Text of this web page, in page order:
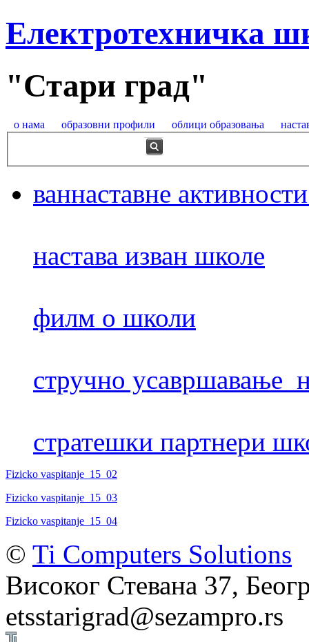
Електротехничка
"Стари град"
о нама образовни профили облици образовања
ваннаставне
настава изван школе
филм о школи
стручно усавршавање
стратешки партнери
Fizicko vaspitanje_15_02
Fizicko vaspitanje_15_03
Fizicko vaspitanje_15_04
© Ti Computers Solutions
Високог Стевана 37,
etsstarigrad@sezampro.rs